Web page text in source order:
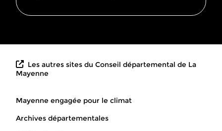
Les autres sites du Conseil départemental de La
Mayenne
Mayenne engagée pour le climat
Archives départementales